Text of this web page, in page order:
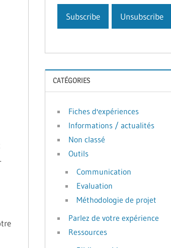
CATÉGORIES
Fiches d'expériences
Informations / actualités
Non classé
Outils
Communication
Evaluation
Méthodologie de projet
Parlez de votre expérience
Ressources